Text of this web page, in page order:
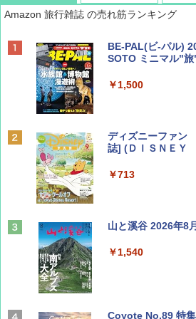
Amazon 旅行雑誌 の売れ筋ランキング
BE-PAL(ビ-パル)
SOTO ミニマル"旅
￥1,500
ディズニーファ
誌] (ＤＩＳＮＥＹ
￥713
山と溪谷 2026年8
￥1,540
Coyote No.89 特